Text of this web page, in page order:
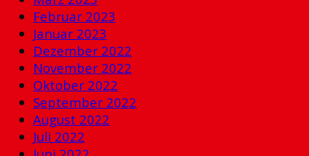
Februar 2023
Januar 2023
Dezember 2022
November 2022
Oktober 2022
September 2022
August 2022
Juli 2022